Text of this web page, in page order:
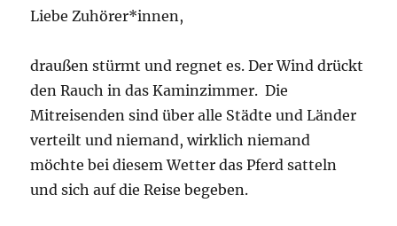
Liebe Zuhörer*innen,
draußen stürmt und regnet es. Der Wind drückt
den Rauch in das Kaminzimmer. Die
Mitreisenden sind über alle Städte und Länder
verteilt und niemand, wirklich niemand
möchte bei diesem Wetter das Pferd satteln
und sich auf die Reise begeben.